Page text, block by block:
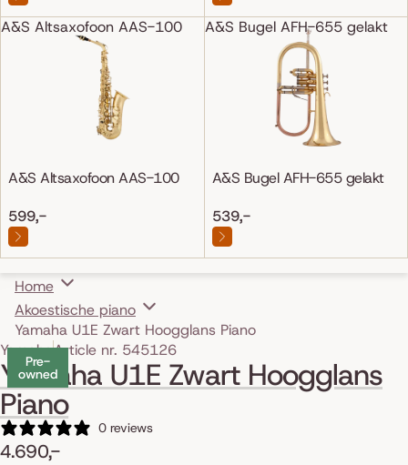
A&S Altsaxofoon AAS-100
A&S Altsaxofoon AAS-100
599,-
A&S Bugel AFH-655 gelakt
A&S Bugel AFH-655 gelakt
539,-
Home
Akoestische piano
Yamaha U1E Zwart Hoogglans Piano
Skip to product information
Pre-
owned
YamahaArticle nr. 545126
Yamaha U1E Zwart Hoogglans
Piano
0 reviews
4.690,-